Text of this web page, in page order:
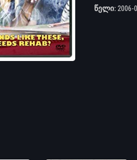
წელი: 2006-